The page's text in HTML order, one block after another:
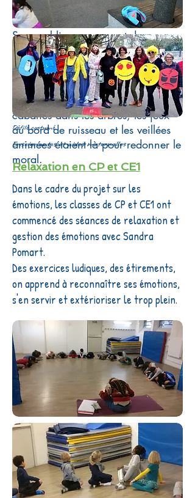
Sans oublier un moment de
créativité pour fabriquer des
œuvres d'art avec des éléments
naturels à la manière du Land Art.
Mais les roulades dans les prés, les
cabanes dans les arbres, les jeux
au bord de ruisseau et les veillées
animées étaient là pour redonner le
moral.
Défilé costumé
Enseignantes et aides maternelles
Relaxation en CP et CE1
Dans le cadre du projet sur les
émotions, les classes de CP et CE1 ont
commencé des séances de relaxation et
gestion des émotions avec Sandra
Pomart.
Des exercices ludiques, des étirements,
on apprend à reconnaître ses émotions,
s'en servir et extérioriser le trop plein.